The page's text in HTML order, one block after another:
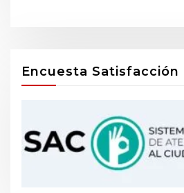
Encuesta Satisfacción